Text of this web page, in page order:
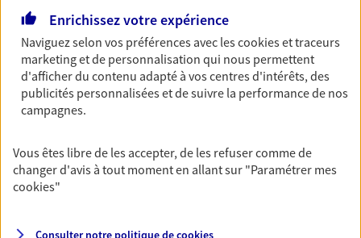
Multirisque Entreprise
Gagnez en simplicité et en sérénité avec votre
assurance multirisque entreprise. Un contrat
unique pour protéger vos locaux, matériels pro,
équipements et stocks… sans oublier votre
responsabilité civile.
DEMANDER UN DEVIS
VOIR TOUTES NOS OFFRES
Enrichissez votre expérience
Naviguez selon vos préférences avec lescookies et traceurs
marketing et de personnalisation qui nous permettent
d'afficher du contenu adapté à vos centres d'intérêts, des
publicités personnalisées et de suivre la performance de nos
campagnes.
Vous êtes libre de les accepter, de les refuser comme de
changer d'avis à tout moment en allant sur "Paramétrer mes
cookies"
Consulter notre politique decookies